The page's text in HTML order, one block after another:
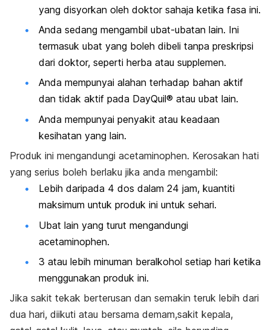
yang disyorkan oleh doktor sahaja ketika fasa ini.
Anda sedang mengambil ubat-ubatan lain. Ini
termasuk ubat yang boleh dibeli tanpa preskripsi
dari doktor, seperti herba atau supplemen.
Anda mempunyai alahan terhadap bahan aktif
dan tidak aktif pada DayQuil® atau ubat lain.
Anda mempunyai penyakit atau keadaan
kesihatan yang lain.
Produk ini mengandungi acetaminophen. Kerosakan hati
yang serius boleh berlaku jika anda mengambil:
Lebih daripada 4 dos dalam 24 jam, kuantiti
maksimum untuk produk ini untuk sehari.
Ubat lain yang turut mengandungi
acetaminophen.
3 atau lebih minuman beralkohol setiap hari ketika
menggunakan produk ini.
Jika sakit tekak berterusan dan semakin teruk lebih dari
dua hari, diikuti atau bersama demam,sakit kepala,